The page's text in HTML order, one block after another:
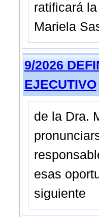
ratificará
Mariela
9/2026
EJECUTIVO
de la Dra.
esas
siguiente